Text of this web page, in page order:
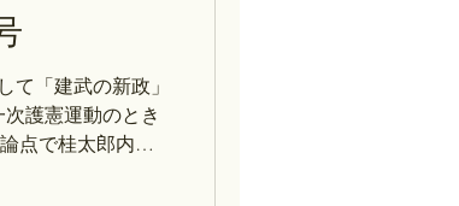
、それに対する
あたって社会を
政」と呼びま
将軍義詮が死ん
、応
て「建武の新政」
護憲運動のとき
点で桂太郎内閣